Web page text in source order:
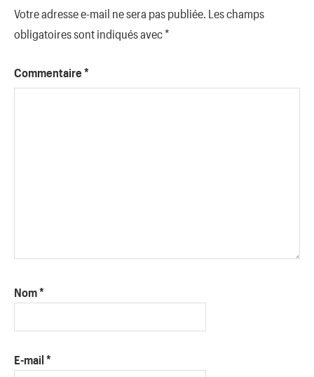
Votre adresse e-mail ne sera pas publiée. Les champs
obligatoires sont indiqués avec*
Commentaire *
Nom*
E-mail *